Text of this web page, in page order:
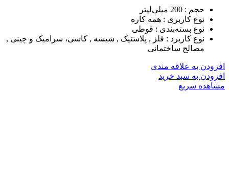
حجم : 200 میلی‌لیتر
نوع کاربری : همه کاره
نوع بسته‌بندی : قوطی
نوع کاربرد : فلز , پلاستیک , شیشه , کاشی، سرامیک و چینی ,
مصالح ساختمانی
افزودن به علاقه مندی
افزودن به سبد خرید
مشاهده سریع